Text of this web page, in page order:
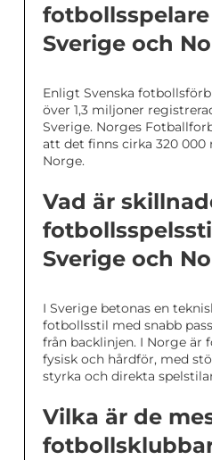
Sverige och
Enligt Svenska
över 1,3 miljoner
Sverige. Norges
att det finns cirka 320 000
Norge.
Vad är
Sverige och
I Sverige betonas en
fotbollsstil med snabb
från backlinjen. I Norge är
fysisk och hårdför, med
styrka och direkta
Vilka är de